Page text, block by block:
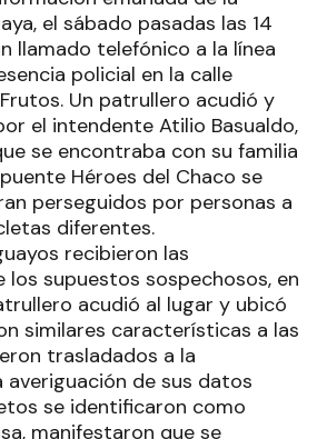
el sábado pasadas las 14
llamado telefónico a la línea
policial en la calle
Un patrullero acudió y
el intendente Atilio Basualdo,
se encontraba con su familia
Héroes del Chaco se
perseguidos por personas a
diferentes.
recibieron las
supuestos sospechosos, en
acudió al lugar y ubicó
similares características a las
trasladados a la
averiguación de sus datos
se identificaron como
manifestaron que se